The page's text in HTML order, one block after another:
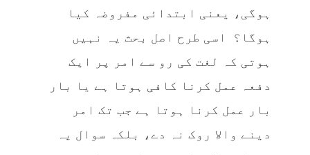
ہوگی، یعنی ابتدائی مفروضہ کیا
ہوگا؟ اسی طرح اصل بحث یہ نہیں
ہوتی کہ لغت کی رو سے امر پر ایک
دفعہ عمل کرنا کافی ہوتا ہے یا بار
بار عمل کرنا ہوتا ہے جب تک امر
دینے والا روک نہ دے، بلکہ سوال یہ